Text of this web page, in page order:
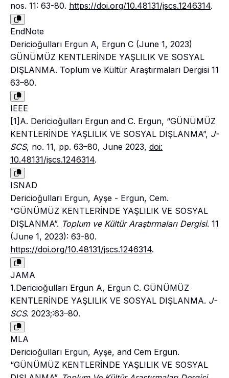
nos. 11: 63-80. https://doi.org/10.48131/jscs.1246314.
EndNote
Dericioğulları Ergun A, Ergun C (June 1, 2023)
GÜNÜMÜZ KENTLERİNDE YAŞLILIK VE SOSYAL
DIŞLANMA. Toplum ve Kültür Araştırmaları Dergisi 11
63–80.
IEEE
[1]A. Dericioğulları Ergun and C. Ergun, “GÜNÜMÜZ
KENTLERİNDE YAŞLILIK VE SOSYAL DIŞLANMA”, J-
SCS, no. 11, pp. 63–80, June 2023, doi:
10.48131/jscs.1246314.
ISNAD
Dericioğulları Ergun, Ayşe - Ergun, Cem.
“GÜNÜMÜZ KENTLERİNDE YAŞLILIK VE SOSYAL
DIŞLANMA”. Toplum ve Kültür Araştırmaları Dergisi. 11
(June 1, 2023): 63-80.
https://doi.org/10.48131/jscs.1246314.
JAMA
1.Dericioğulları Ergun A, Ergun C. GÜNÜMÜZ
KENTLERİNDE YAŞLILIK VE SOSYAL DIŞLANMA. J-
SCS. 2023;:63–80.
MLA
Dericioğulları Ergun, Ayşe, and Cem Ergun.
“GÜNÜMÜZ KENTLERİNDE YAŞLILIK VE SOSYAL